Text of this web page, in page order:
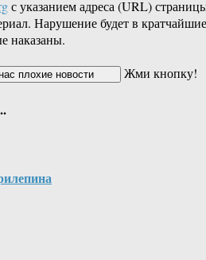
с указанием адреса (URL)
Нарушение будет в кратчайшие
наказаны.
Жми кнопку!